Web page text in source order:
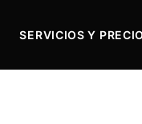
SERVICIOS Y